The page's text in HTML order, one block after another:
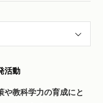
活動
や教科学力の育成にと